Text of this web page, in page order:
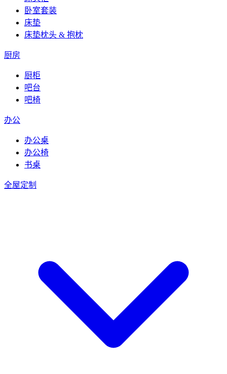
卧室套装
床垫
床垫枕头 & 抱枕
厨房
厨柜
吧台
吧椅
办公
办公桌
办公椅
书桌
全屋定制